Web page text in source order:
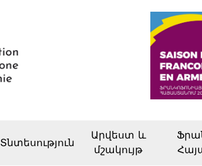
Տնտեսություն
Արվեստ և
մշակույթ